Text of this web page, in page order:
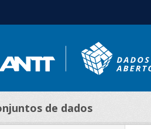
de dados